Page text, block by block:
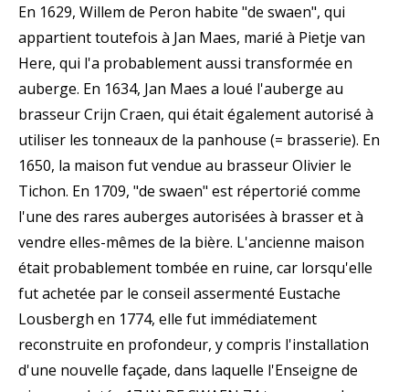
En 1629, Willem de Peron habite "de swaen", qui
appartient toutefois à Jan Maes, marié à Pietje van
Here, qui l'a probablement aussi transformée en
auberge. En 1634, Jan Maes a loué l'auberge au
brasseur Crijn Craen, qui était également autorisé à
utiliser les tonneaux de la panhouse (= brasserie). En
1650, la maison fut vendue au brasseur Olivier le
Tichon. En 1709, "de swaen" est répertorié comme
l'une des rares auberges autorisées à brasser et à
vendre elles-mêmes de la bière. L'ancienne maison
était probablement tombée en ruine, car lorsqu'elle
fut achetée par le conseil assermenté Eustache
Lousbergh en 1774, elle fut immédiatement
reconstruite en profondeur, y compris l'installation
d'une nouvelle façade, dans laquelle l'Enseigne de